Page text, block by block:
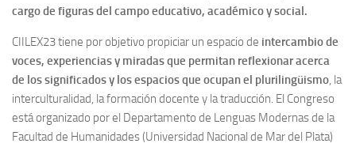
cargo de figuras del campo educativo, académico y social.
CIILEX23 tiene por objetivo propiciar un espacio de intercambio de
voces, experiencias y miradas que permitan reflexionar acerca
de los significados y los espacios que ocupan el plurilingüismo, la
interculturalidad, la formación docente y la traducción. El Congreso
está organizado por el Departamento de Lenguas Modernas de la
Facultad de Humanidades (Universidad Nacional de Mar del Plata)